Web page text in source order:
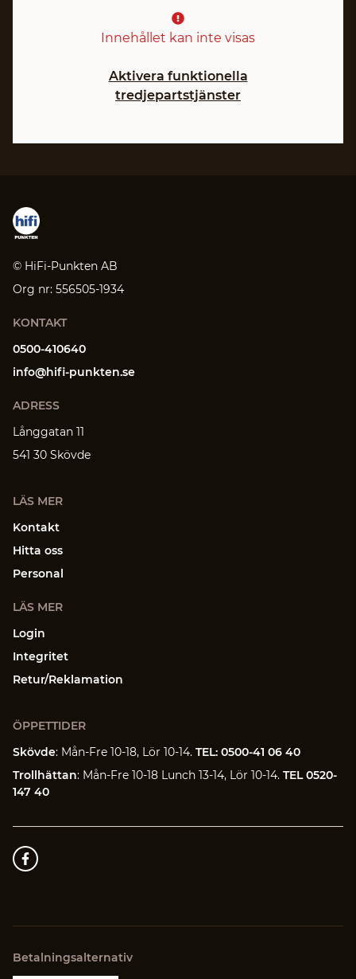
Innehållet kan inte visas
Aktivera funktionella
tredjepartstjänster
© HiFi-Punkten AB
Org nr: 556505-1934
KONTAKT
0500-410640
info@hifi-punkten.se
ADRESS
Långgatan 11
541 30 Skövde
LÄS MER
Kontakt
Hitta oss
Personal
LÄS MER
Login
Integritet
Retur/Reklamation
ÖPPETTIDER
Skövde: Mån-Fre 10-18, Lör 10-14. TEL: 0500-41 06 40
Trollhättan: Mån-Fre 10-18 Lunch 13-14, Lör 10-14. TEL 0520-
147 40
Betalningsalternativ